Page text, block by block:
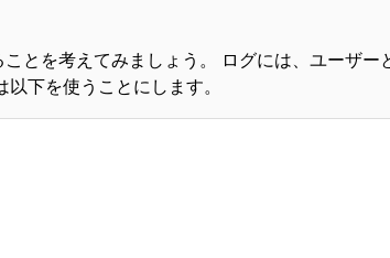
とを考えてみましょう。 ログには、ユーザー
下を使うことにします。